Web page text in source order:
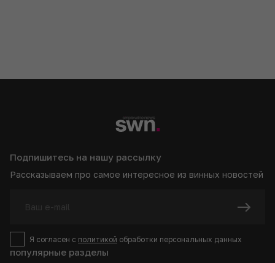
популярные разделы
Подпишитесь на нашу рассылку
Рассказываем про самое интересное из винных новостей
Я согласен с политикой обработки персональных данных